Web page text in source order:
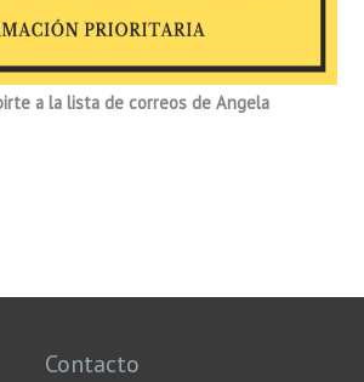
a la lista de correos de Angela
Contacto